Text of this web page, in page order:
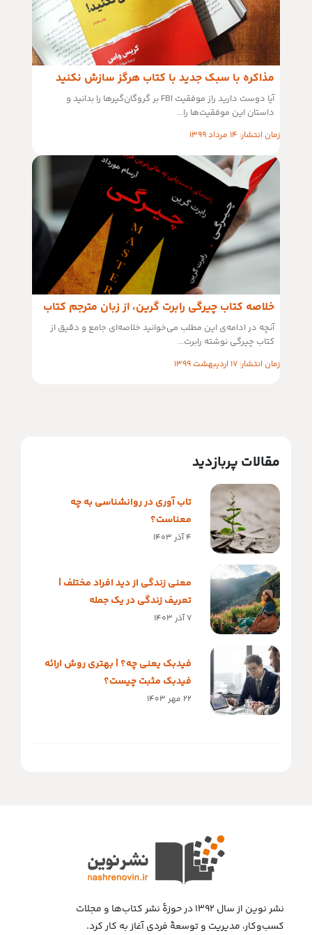
مذاکره با سبک جدید با کتاب هرگز سازش نکنید
آیا دوست دارید راز موفقیت FBI بر گروگان‌گیرها را بدانید و
داستان این موفقیت‌ها را...
زمان انتشار: 14 مرداد 1399
خلاصه کتاب چیرگی رابرت گرین، از زبان مترجم کتاب
آنچه در ادامه‌ی این مطلب می‌خوانید خلاصه‌ای جامع و دقیق از
کتاب چیرگی نوشته رابرت...
زمان انتشار: 17 اردیبهشت 1399
مقالات پربازدید
تاب آوری در روانشناسی به چه
معناست؟
4 آذر 1403
معنی زندگی از دید افراد مختلف |
تعریف زندگی در یک جمله
7 آذر 1403
فیدبک یعنی چه؟ | بهتری روش ارائه
فیدبک مثبت چیست؟
22 مهر 1403
نشر نوین از سال ۱۳۹۲ در حوزهٔ نشر کتاب‌ها و مجلات
کسب‌وکار، مدیریت و توسعهٔ فردی آغاز به کار کرد.